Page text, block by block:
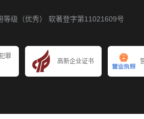
级（优秀）
软著登字第11021609号
罪
高新企业证书